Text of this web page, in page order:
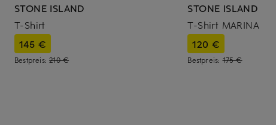
STONE ISLAND
T-Shirt
145 €
Bestpreis:210 €
STONE ISLAND
T-Shirt MARINA
120 €
Bestpreis:175 €